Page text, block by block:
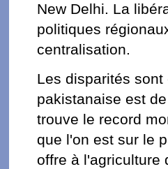
New Delhi. La
politiques
centralisation.
Les disparités
pakistanaise est
trouve le record
que l'on est sur le
offre à l'agriculture